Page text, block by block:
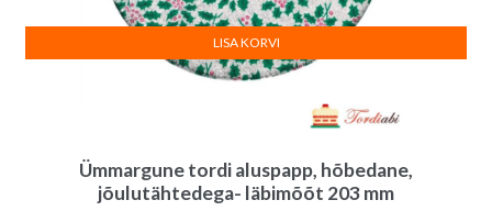
Ümmargune tordi aluspapp, hõbedane,
jõulutähtedega- läbimõõt 203 mm
LISA KORVI